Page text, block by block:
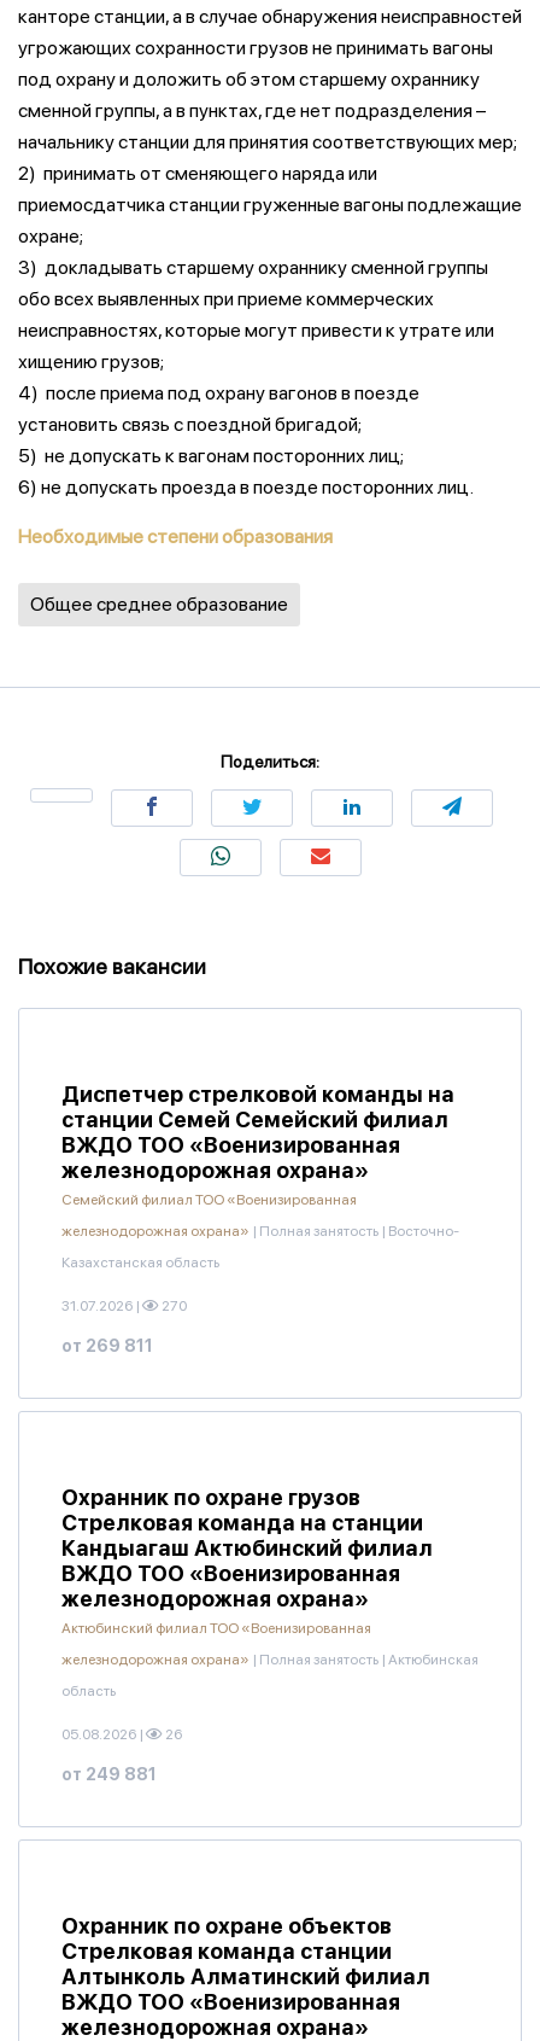
канторе станции, а в случае обнаружения неисправностей
угрожающих сохранности грузов не принимать вагоны
под охрану и доложить об этом старшему охраннику
сменной группы, а в пунктах, где нет подразделения –
начальнику станции для принятия соответствующих мер;
2) принимать от сменяющего наряда или
приемосдатчика станции груженные вагоны подлежащие
охране;
3) докладывать старшему охраннику сменной группы
обо всех выявленных при приеме коммерческих
неисправностях, которые могут привести к утрате или
хищению грузов;
4) после приема под охрану вагонов в поезде
установить связь с поездной бригадой;
5) не допускать к вагонам посторонних лиц;
6) не допускать проезда в поезде посторонних лиц.
Необходимые степени образования
Общее среднее образование
Поделиться:
Похожие вакансии
Диспетчер стрелковой команды на
станции Семей Семейский филиал
ВЖДО ТОО «Военизированная
железнодорожная охрана»
Семейский филиал ТОО «Военизированная
железнодорожная охрана» | Полная занятость | Восточно-
Казахстанская область
31.07.2026 | 270
от 269 811
Охранник по охране грузов
Стрелковая команда на станции
Кандыагаш Актюбинский филиал
ВЖДО ТОО «Военизированная
железнодорожная охрана»
Актюбинский филиал ТОО «Военизированная
железнодорожная охрана» | Полная занятость | Актюбинская
область
05.08.2026 | 26
от 249 881
Охранник по охране объектов
Стрелковая команда станции
Алтынколь Алматинский филиал
ВЖДО ТОО «Военизированная
железнодорожная охрана»